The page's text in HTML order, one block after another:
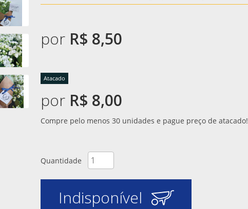
por R$ 8,50
Atacado
por R$ 8,00
Compre pelo menos 30 unidades e pague preço de atacado!
Quantidade
Indisponível